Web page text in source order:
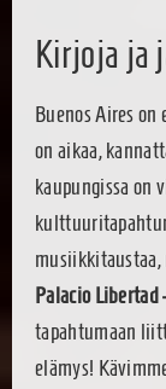
Kirjoja ja
Buenos Aires
on aikaa,
kaupungissa on
Palacio
tapahtumaan
elämys!